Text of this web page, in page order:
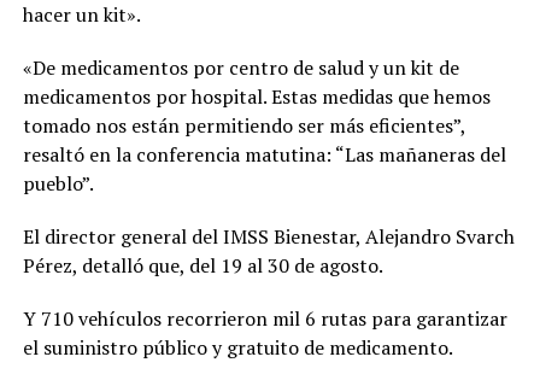
hacer un kit».
«De medicamentos por centro de salud y un kit de
medicamentos por hospital. Estas medidas que hemos
tomado nos están permitiendo ser más eficientes”,
resaltó en la conferencia matutina: “Las mañaneras del
pueblo”.
El director general del IMSS Bienestar, Alejandro Svarch
Pérez, detalló que, del 19 al 30 de agosto.
Y 710 vehículos recorrieron mil 6 rutas para garantizar
el suministro público y gratuito de medicamento.